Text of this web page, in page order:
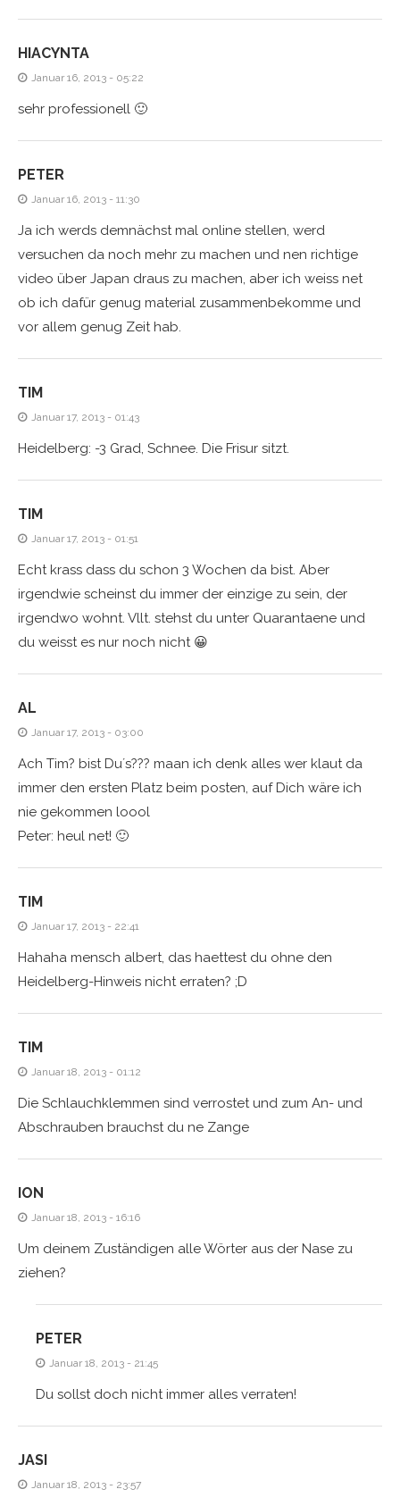
HIACYNTA
Januar 16, 2013 - 05:22
sehr professionell 🙂
PETER
Januar 16, 2013 - 11:30
Ja ich werds demnächst mal online stellen, werd
versuchen da noch mehr zu machen und nen richtige
video über Japan draus zu machen, aber ich weiss net
ob ich dafür genug material zusammenbekomme und
vor allem genug Zeit hab.
TIM
Januar 17, 2013 - 01:43
Heidelberg: -3 Grad, Schnee. Die Frisur sitzt.
TIM
Januar 17, 2013 - 01:51
Echt krass dass du schon 3 Wochen da bist. Aber
irgendwie scheinst du immer der einzige zu sein, der
irgendwo wohnt. Vllt. stehst du unter Quarantaene und
du weisst es nur noch nicht 😀
AL
Januar 17, 2013 - 03:00
Ach Tim? bist Du´s??? maan ich denk alles wer klaut da
immer den ersten Platz beim posten, auf Dich wäre ich
nie gekommen loool
Peter: heul net! 🙂
TIM
Januar 17, 2013 - 22:41
Hahaha mensch albert, das haettest du ohne den
Heidelberg-Hinweis nicht erraten? ;D
TIM
Januar 18, 2013 - 01:12
Die Schlauchklemmen sind verrostet und zum An- und
Abschrauben brauchst du ne Zange
ION
Januar 18, 2013 - 16:16
Um deinem Zuständigen alle Wörter aus der Nase zu
ziehen?
PETER
Januar 18, 2013 - 21:45
Du sollst doch nicht immer alles verraten!
JASI
Januar 18, 2013 - 23:57